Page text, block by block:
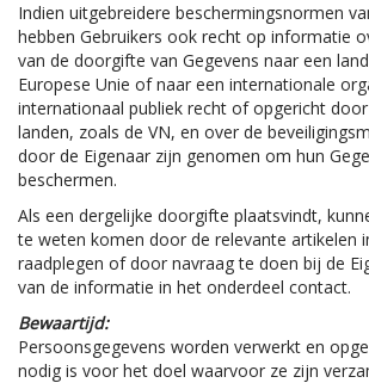
Indien uitgebreidere beschermingsnormen
hebben Gebruikers ook recht op informatie
van de doorgifte van Gegevens naar een
Europese Unie of naar een internationale
internationaal publiek recht of opgericht
landen, zoals de VN, en over de
door de Eigenaar zijn genomen om hun
beschermen.
Als een dergelijke doorgifte plaatsvindt,
te weten komen door de relevante artikelen
raadplegen of door navraag te doen bij de
van de informatie in het onderdeel contact.
Bewaartijd:
Persoonsgegevens worden verwerkt en
nodig is voor het doel waarvoor ze zijn